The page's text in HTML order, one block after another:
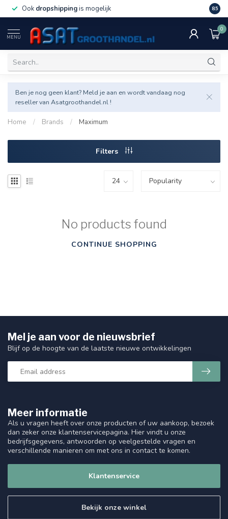
Ook dropshippingis mogelijk Veel
8.5
MENU
0
Ben je nog geen klant? Meld je aan en wordt vandaag nog
reseller van Asatgroothandel.nl !
Home / Brands / Maximum
Filters
No products found
CONTINUE SHOPPING
Meer informatie
Als u vragen heeft over onze producten of uw aankoop, bezoek
dan zeker onze klantenservicepagina. Hier vindt u onze
bedrijfsgegevens, antwoorden op veelgestelde vragen en
verschillende manieren om met ons in contact te komen.
Klantenservice
Bekijk onze winkel
Mel je aan voor de nieuwsbrief
Blijf op de hoogte van de laatste nieuwe ontwikkelingen